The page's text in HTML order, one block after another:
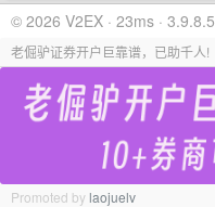
© 2026 V2EX · 23ms · 3.9.8.5
老倔驴证券开户巨靠谱，已助千人!
Promoted bylaojuelv